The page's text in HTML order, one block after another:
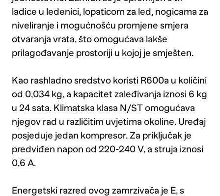
ladice u ledenici, lopaticom za led, nogicama za
niveliranje i mogućnošću promjene smjera
otvaranja vrata, što omogućava lakše
prilagođavanje prostoriji u kojoj je smješten.
Kao rashladno sredstvo koristi R600a u količini
od 0,034 kg, a kapacitet zaleđivanja iznosi 6 kg
u 24 sata. Klimatska klasa N/ST omogućava
njegov rad u različitim uvjetima okoline. Uređaj
posjeduje jedan kompresor. Za priključak je
predviđen napon od 220-240 V, a struja iznosi
0,6 A.
Energetski razred ovog zamrzivača je E, s